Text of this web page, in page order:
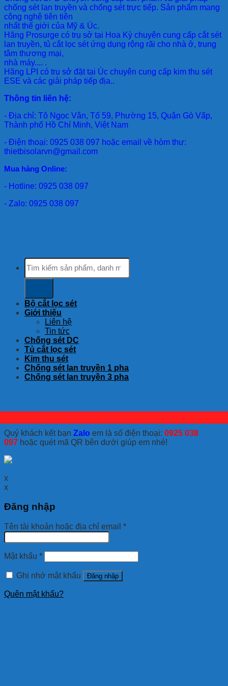
chống sét lan truyền và chống sét trực tiếp. Sản phẩm mang
công nghệ tiên tiên
nhất thế giới của Mỹ & Úc.
Hãng Prosurge có trụ sở tại Hoa Kỳ chuyên cung cấp cắt sét
lan truyền, tủ cắt lọc sét ứng dụng rộng rãi cho nhà ở, trung
tâm thương mại,
nhà máy.... .
Hãng LPI có trụ sở đặt tại Úc chuyên cung cấp kim thu sét
ESE và các giải pháp tiếp địa..
Thông tin liên hệ:
- Địa chỉ: Tô Ngọc Vân, Tổ 59, Phường 15, Quận Gò Vấp,
Thành phố Hồ Chí Minh, Việt Nam
- Điện thoại: 0925 038 097 hoặc email về hòm thư:
thietbisolarvn@gmail.com
Mua hàng Online:
- Hotline: 0925 038 097
- Zalo: 0925 038 097
Tìm
kiếm:
Bộ cắt lọc sét
Giới thiệu
Liên hệ
Tin tức
Chống sét DC
Tủ cắt lọc sét
Kim thu sét
Chống sét lan truyền 1 pha
Chống sét lan truyền 3 pha
Quý khách kết bạn Zalo em là số điện thoại: 0925 038
097 hoặc quét mã QR bên dưới giúp em nhé!
x
x
Đăng nhập
Tên tài khoản hoặc địa chỉ email *
Mật khẩu *
Ghi nhớ mật khẩu Đăng nhập
Quên mật khẩu?